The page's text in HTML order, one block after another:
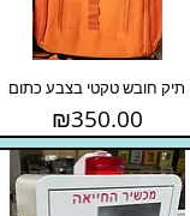
תיק חובש טקטי בצבע כתום
Price
₪350.00